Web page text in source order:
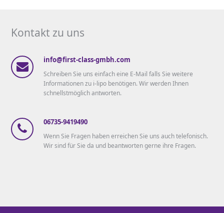
Kontakt zu uns
info@first-class-gmbh.com
Schreiben Sie uns einfach eine E-Mail falls Sie weitere
Informationen zu i-lipo benötigen. Wir werden Ihnen
schnellstmöglich antworten.
06735-9419490
Wenn Sie Fragen haben erreichen Sie uns auch telefonisch.
Wir sind für Sie da und beantworten gerne ihre Fragen.